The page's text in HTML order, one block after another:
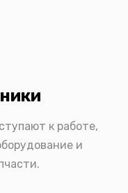
к работе,
и